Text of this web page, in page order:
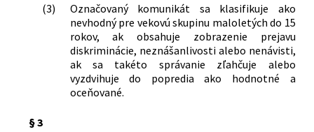
(3)
Označovaný komunikát sa klasifikuje ako
nevhodný pre vekovú skupinu maloletých do 15
rokov, ak obsahuje zobrazenie prejavu
diskriminácie, neznášanlivosti alebo nenávisti,
ak sa takéto správanie zľahčuje alebo
vyzdvihuje do popredia ako hodnotné a
oceňované.
§ 3